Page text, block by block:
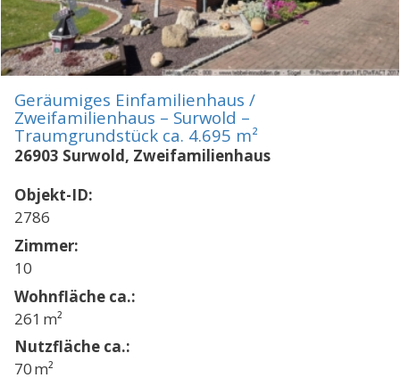
Geräumiges Einfamilienhaus /
Zweifamilienhaus – Surwold –
Traumgrundstück ca. 4.695 m²
26903 Surwold, Zweifamilienhaus
Objekt-ID:
2786
Zimmer:
10
Wohnfläche ca.:
261 m²
Nutzfläche ca.:
70 m²